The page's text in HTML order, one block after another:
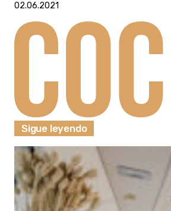
02.06.2021
Sigue leyendo